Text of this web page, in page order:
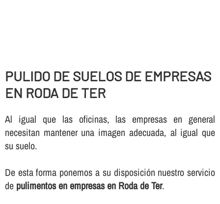
PULIDO DE SUELOS DE EMPRESAS
EN RODA DE TER
Al igual que las oficinas, las empresas en general
necesitan mantener una imagen adecuada, al igual que
su suelo.
De esta forma ponemos a su disposición nuestro servicio
de pulimentos en empresas en Roda de Ter.